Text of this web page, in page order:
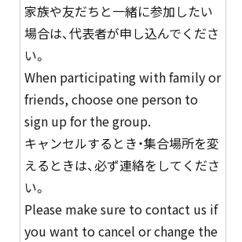
家族や友だちと一緒に参加したい
場合は、代表者が申し込んでくださ
い。
When participating with family or
friends, choose one person to
sign up for the group.
キャンセルするとき・集合場所を変
えるときは、必ず連絡をしてくださ
い。
Please make sure to contact us if
you want to cancel or change the